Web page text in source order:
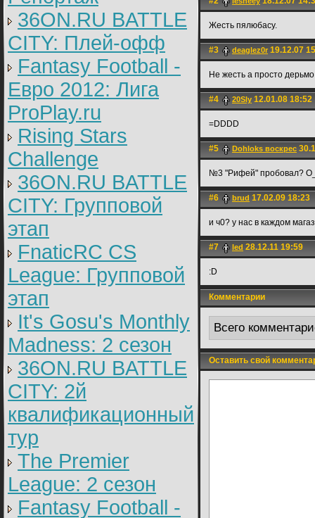
36ON.RU BATTLE
CITY: Плей-офф
Fantasy Football -
Евро 2012: Лига
ProPlay.ru
Rising Stars
Challenge
36ON.RU BATTLE
CITY: Групповой
этап
FnaticRC CS
League: Групповой
этап
It's Gosu's Monthly
Madness: 2 сезон
36ON.RU BATTLE
CITY: 2й
квалификационный
тур
The Premier
League: 2 cезон
Fantasy Football -
Жесть пялюбасу.
#3 deaglez0r 19.12.07
Не жесть а просто
#4 20Sly 12.01.08 18:52
=DDDD
#5 Dohloks воскрес
№3 "Рифей" пробовал?
#6 brud 17.02.09 18:23
и ч0? у нас в каждом
#7 led 28.12.11 19:59
:D
Комментарии
Всего
Оставить свой